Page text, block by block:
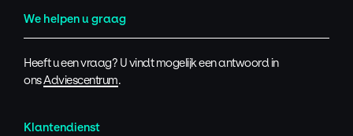
We helpen u graag
Heeft u een vraag? U vindt mogelijk een antwoord in
onsAdviescentrum.
Klantendienst